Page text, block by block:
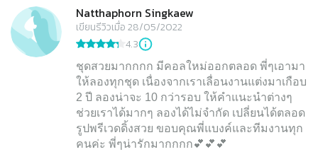
Natthaphorn Singkaew
เขียนรีวิวเมื่อ 28/05/2022
4.3
ชุดสวยมากกกก มีคอลใหม่ออกตลอด พี่ๆเอามา
ให้ลองทุกชุด เนื่องจากเราเลื่อนงานแต่งมาเกือบ
2 ปี ลองน่าจะ 10 กว่ารอบ ให้คำแนะนำต่างๆ
ช่วยเราได้มากๆ ลองได้ไม่จำกัด เปลี่ยนได้ตลอด
รูปพรีเวดดิ้งสวย ขอบคุณพี่แบงค์และทีมงานทุก
คนค่ะ พี่ๆน่ารักมากกกก💕💕💕